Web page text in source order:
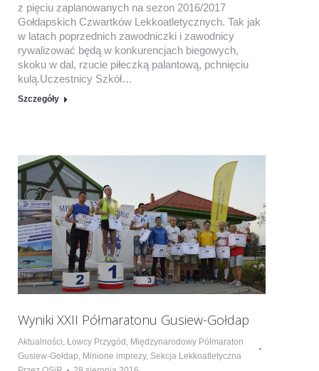
z pięciu zaplanowanych na sezon 2016/2017
Gołdapskich Czwartków Lekkoatletycznych. Tak jak
w latach poprzednich zawodniczki i zawodnicy
rywalizować będą w konkurencjach biegowych,
skoku w dal, rzucie piłeczką palantową, pchnięciu
kulą.Uczestnicy Szkół…
Szczegóły
Wyniki XXII Półmaratonu Gusiew-Gołdap
Aktualności, Łowcy Przygód , Międzynarodowy Półmaraton
Gusiew-Gołdap, Minione imprezy, Sekcja Lekkoatletyczna